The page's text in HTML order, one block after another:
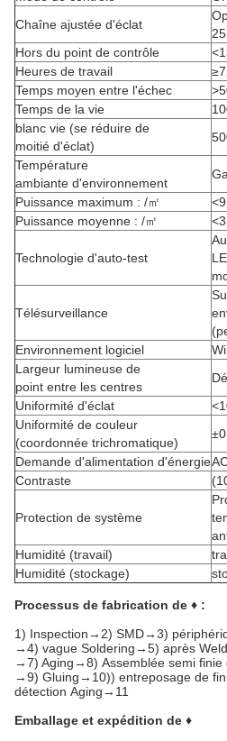
Chaîne ajustée d'éclat
Hors du point de contrôle
Heures de travail
Temps moyen entre l'échec
Temps de la vie
blanc vie (se réduire de
moitié d'éclat)
Température
ambiante d'environnement
Puissance maximum : /㎡
Puissance moyenne : /㎡
Technologie d'auto-test
Télésurveillance
Environnement logiciel
Largeur lumineuse de
point entre les centres
Uniformité d'éclat
Uniformité de couleur
(coordonnée trichromatique)
Demande d'alimentation d'énergie
Contraste
Protection de système
Humidité (travail)
Humidité (stockage)
Processus de fabrication de ♦ :
1) Inspection→2) SMD→3)
→4) vague Soldering→5) après
→7) Aging→8) Assemblée semi finie
→9) Gluing→10)) entreposage de
détection Aging→11
Emballage et expédition de ♦